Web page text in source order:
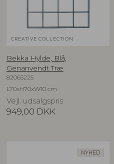
CREATIVE COLLECTION
Bekka Hylde, Blå,
Genanvendt Træ
82065225
L70xH70xW10 cm
Vejl. udsalgspris
949,00 DKK
NYHED